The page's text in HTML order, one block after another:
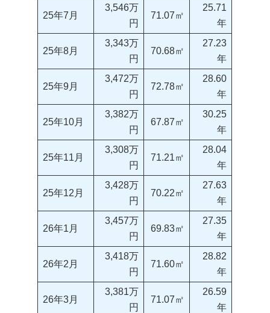
25年7月
3,546万
円
71.07㎡
25.71
年
25年8月
3,343万
円
70.68㎡
27.23
年
25年9月
3,472万
円
72.78㎡
28.60
年
25年10月
3,382万
円
67.87㎡
30.25
年
25年11月
3,308万
円
71.21㎡
28.04
年
25年12月
3,428万
円
70.22㎡
27.63
年
26年1月
3,457万
円
69.83㎡
27.35
年
26年2月
3,418万
円
71.60㎡
28.82
年
26年3月
3,381万
円
71.07㎡
26.59
年